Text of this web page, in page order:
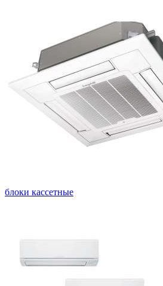
блоки кассетные